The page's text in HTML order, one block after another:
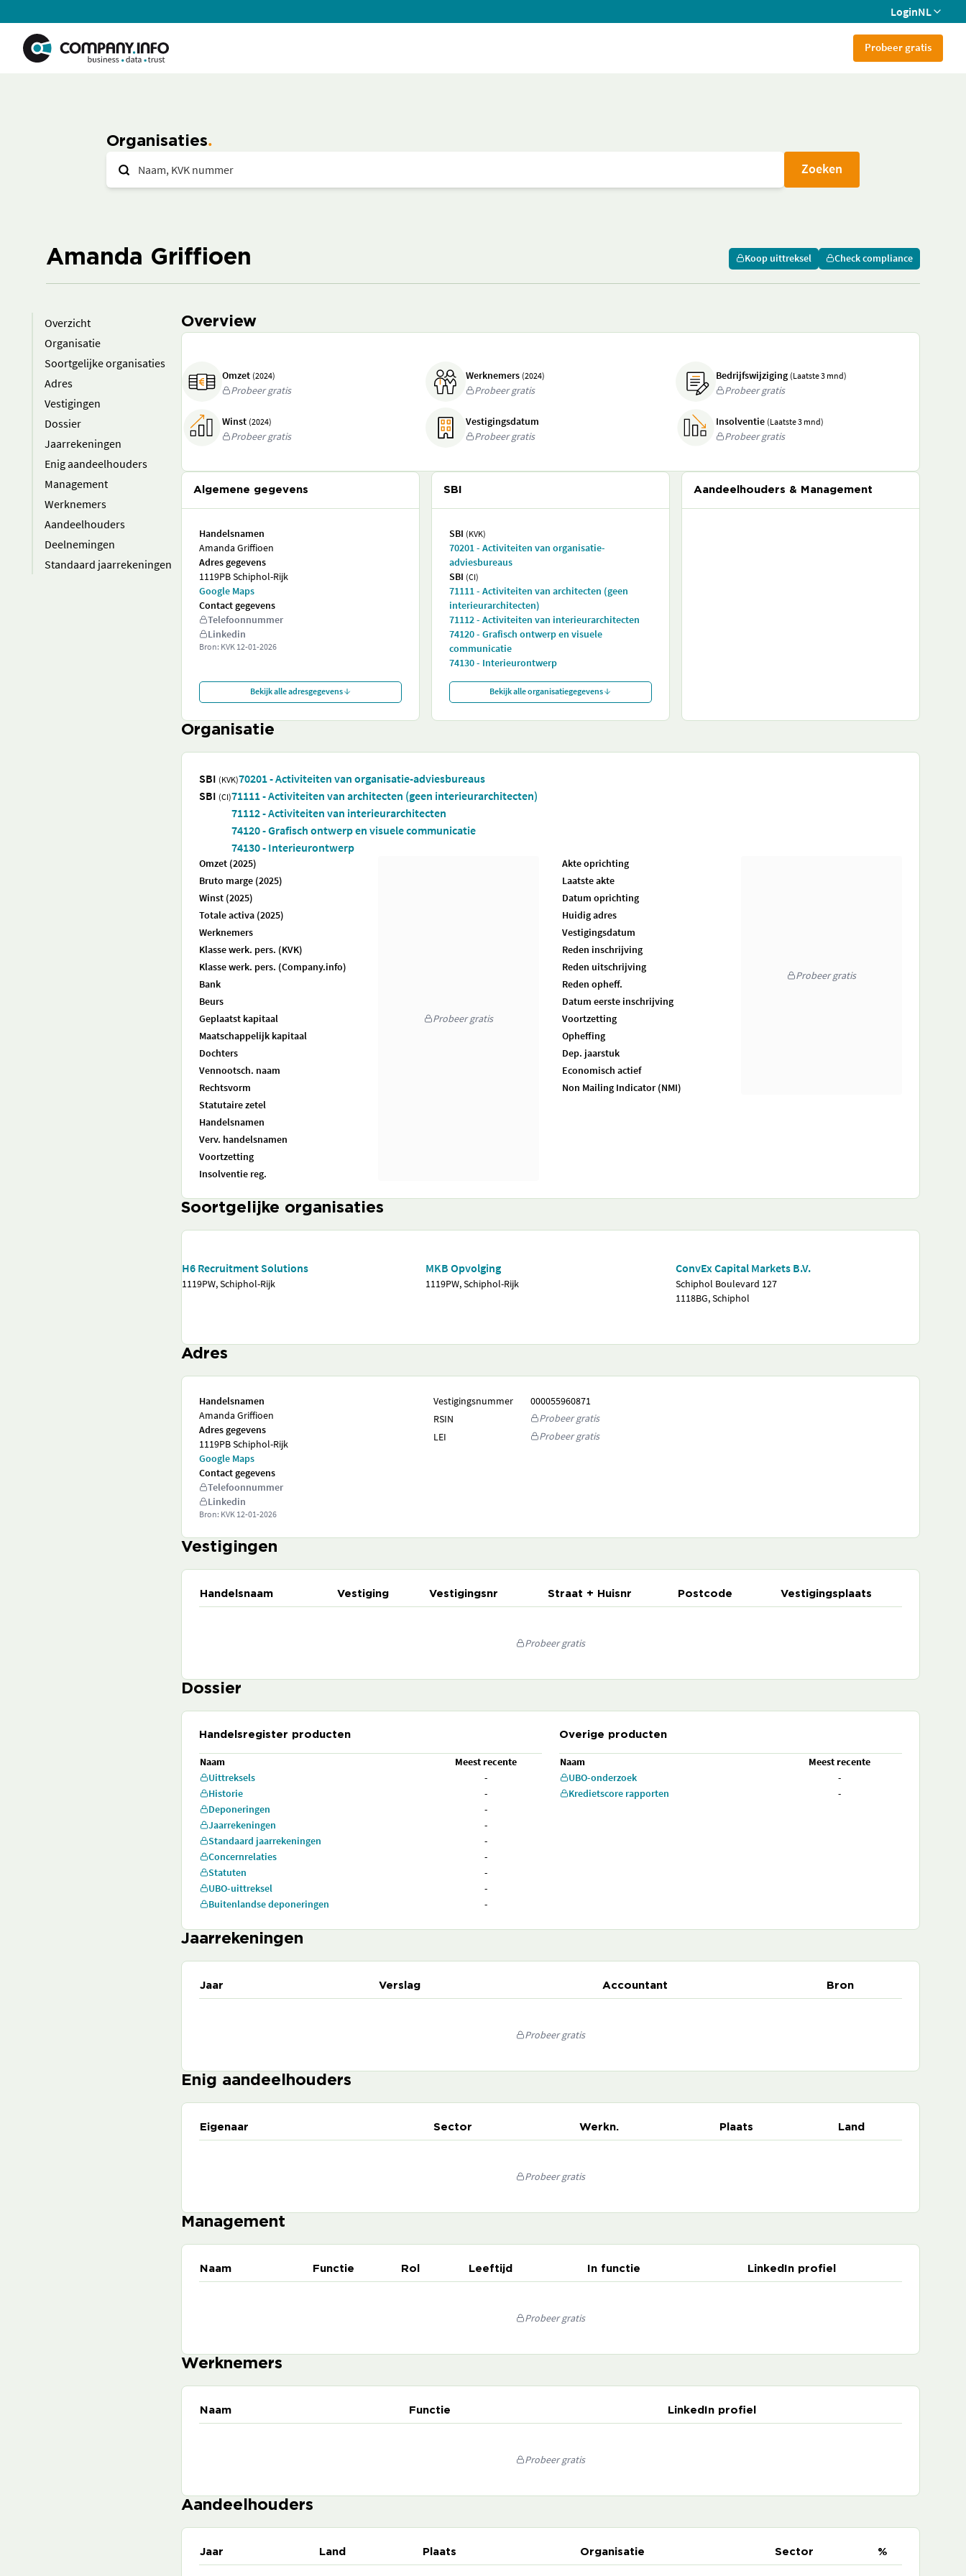
LoginNL
Probeer gratis
Organisaties
Zoeken
Amanda Griffioen Koop uittreksel Check compliance
Overzicht
Organisatie
Soortgelijke organisaties
Adres
Vestigingen
Dossier
Jaarrekeningen
Enig aandeelhouders
Management
Werknemers
Aandeelhouders
Deelnemingen
Standaard jaarrekeningen
Overview
Omzet (2024)
Probeer gratis
Werknemers (2024)
Probeer gratis
Bedrijfswijziging (Laatste 3 mnd)
Probeer gratis
Winst (2024)
Probeer gratis
Vestigingsdatum
Probeer gratis
Insolventie (Laatste 3 mnd)
Probeer gratis
Algemene gegevens
Handelsnamen
Amanda Griffioen
Adres gegevens
1119PB Schiphol-Rijk
Google Maps
Contact gegevens
Telefoonnummer
Linkedin
Bron: KVK 12-01-2026
Bekijk alle adresgegevens
SBI
SBI (KVK)
70201 - Activiteiten van organisatie-
adviesbureaus
SBI (CI)
71111 - Activiteiten van architecten (geen
interieurarchitecten)
71112 - Activiteiten van interieurarchitecten
74120 - Grafisch ontwerp en visuele
communicatie
74130 - Interieurontwerp
Bekijk alle organisatiegegevens
Aandeelhouders & Management
Organisatie
SBI (KVK)70201 - Activiteiten van organisatie-adviesbureaus
SBI (CI)71111 - Activiteiten van architecten (geen interieurarchitecten)
71112 - Activiteiten van interieurarchitecten
74120 - Grafisch ontwerp en visuele communicatie
74130 - Interieurontwerp
Omzet (2025)
Bruto marge (2025)
Winst (2025)
Totale activa (2025)
Werknemers
Klasse werk. pers. (KVK)
Klasse werk. pers. (Company.info)
Bank
Beurs
Geplaatst kapitaal
Maatschappelijk kapitaal
Dochters
Vennootsch. naam
Rechtsvorm
Statutaire zetel
Handelsnamen
Verv. handelsnamen
Voortzetting
Insolventie reg.
Probeer gratis
Akte oprichting
Laatste akte
Datum oprichting
Huidig adres
Vestigingsdatum
Reden inschrijving
Reden uitschrijving
Reden opheff.
Datum eerste inschrijving
Voortzetting
Opheffing
Dep. jaarstuk
Economisch actief
Non Mailing Indicator (NMI)
Probeer gratis
Soortgelijke organisaties
H6 Recruitment Solutions
1119PW, Schiphol-Rijk
MKB Opvolging
1119PW, Schiphol-Rijk
ConvEx Capital Markets B.V.
Schiphol Boulevard 127
1118BG, Schiphol
Adres
Handelsnamen
Amanda Griffioen
Adres gegevens
1119PB Schiphol-Rijk
Google Maps
Contact gegevens
Telefoonnummer
Linkedin
Bron: KVK 12-01-2026
Vestigingsnummer
000055960871
RSIN
Probeer gratis
LEI
Probeer gratis
Vestigingen
Handelsnaam Vestiging Vestigingsnr Straat + Huisnr Postcode Vestigingsplaats
Probeer gratis
Dossier
Handelsregister producten
Naam
Meest recente
Uittreksels
-
Historie
-
Deponeringen
-
Jaarrekeningen
-
Standaard jaarrekeningen
-
Concernrelaties
-
Statuten
-
UBO-uittreksel
-
Buitenlandse deponeringen
-
Overige producten
Naam
Meest recente
UBO-onderzoek
-
Kredietscore rapporten
-
Jaarrekeningen
Jaar Verslag Accountant Bron
Probeer gratis
Enig aandeelhouders
Eigenaar Sector Werkn. Plaats Land
Probeer gratis
Management
Naam Functie Rol Leeftijd In functie LinkedIn profiel
Probeer gratis
Werknemers
Naam Functie LinkedIn profiel
Probeer gratis
Aandeelhouders
Jaar Land Plaats Organisatie Sector %